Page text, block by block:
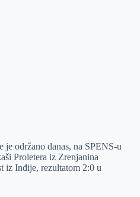
održano danas, na SPENS-u
Proletera iz Zrenjanina
iz Inđije, rezultatom 2:0 u